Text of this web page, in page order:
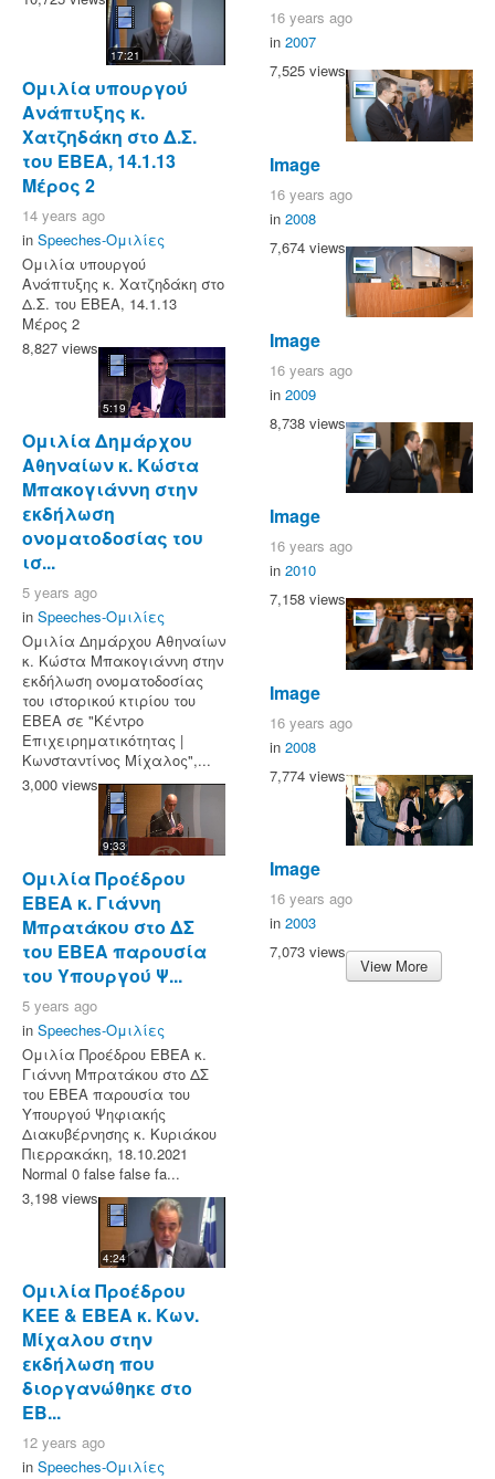
17:21
Ομιλία υπουργού
Ανάπτυξης κ.
Χατζηδάκη στο Δ.Σ.
του ΕΒΕΑ, 14.1.13
Μέρος 2
14 years ago
in Speeches-Ομιλίες
Ομιλία υπουργού
Ανάπτυξης κ. Χατζηδάκη στο
Δ.Σ. του ΕΒΕΑ, 14.1.13
Μέρος 2
8,827 views
5:19
Ομιλία Δημάρχου
Αθηναίων κ. Κώστα
Μπακογιάννη στην
εκδήλωση
ονοματοδοσίας του
ισ...
5 years ago
in Speeches-Ομιλίες
Ομιλία Δημάρχου Αθηναίων
κ. Κώστα Μπακογιάννη στην
εκδήλωση ονοματοδοσίας
του ιστορικού κτιρίου του
ΕΒΕΑ σε "Κέντρο
Επιχειρηματικότητας |
Κωνσταντίνος Μίχαλος",...
3,000 views
9:33
Ομιλία Προέδρου
ΕΒΕΑ κ. Γιάννη
Μπρατάκου στο ΔΣ
του ΕΒΕΑ παρουσία
του Υπουργού Ψ...
5 years ago
in Speeches-Ομιλίες
Ομιλία Προέδρου ΕΒΕΑ κ.
Γιάννη Μπρατάκου στο ΔΣ
του ΕΒΕΑ παρουσία του
Υπουργού Ψηφιακής
Διακυβέρνησης κ. Κυριάκου
Πιερρακάκη, 18.10.2021
Normal 0 false false fa...
3,198 views
4:24
Ομιλία Προέδρου
ΚΕΕ & ΕΒΕΑ κ. Κων.
Μίχαλου στην
εκδήλωση που
διοργανώθηκε στο
ΕΒ...
12 years ago
in Speeches-Ομιλίες
16 years ago
in 2007
7,525 views
Image
16 years ago
in 2008
7,674 views
Image
16 years ago
in 2009
8,738 views
Image
16 years ago
in 2010
7,158 views
Image
16 years ago
in 2008
7,774 views
Image
16 years ago
in 2003
7,073 views
View More